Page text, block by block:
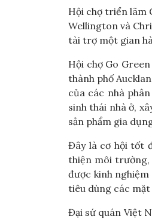
Hội chợ triển lãm
Wellington và
tài trợ một gian
Hội chợ Go
thành phố
của các nhà
sinh thái nhà ở,
sản phẩm gia
Đây là cơ hội tốt
thiện môi trường,
được kinh
tiêu dùng các
Đại sứ quán Việt